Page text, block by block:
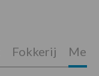
Fokkerij